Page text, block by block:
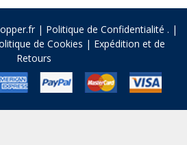
| Politique de Confidentialité . |
de Cookies | Expédition et de
Retours